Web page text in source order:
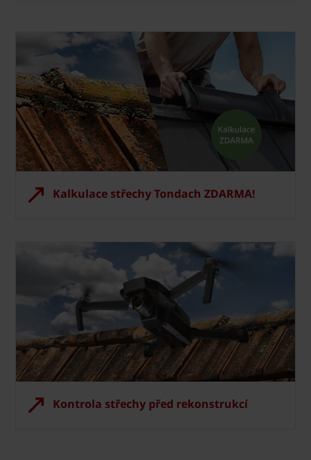
Kalkulace střechy Tondach ZDARMA!
Kontrola střechy před rekonstrukcí